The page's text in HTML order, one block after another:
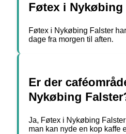
Føtex i Nykøbing
Føtex i Nykøbing Falster
dage fra morgen til aften.
Er der
Nykøbing
Ja, Føtex i Nykøbing
man kan nyde en kop kaffe